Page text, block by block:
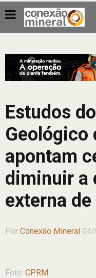
Estudos
Geológico
apontam
diminuir a
externa
Por Conexão Mineral 04/
Foto: CPRM